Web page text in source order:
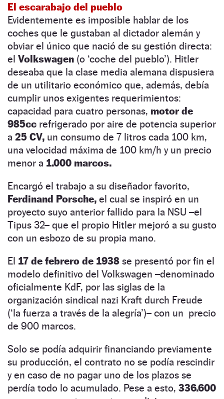
El escarabajo del pueblo
Evidentemente es imposible hablar de los
coches que le gustaban al dictador alemán y
obviar el único que nació de su gestión directa:
el Volkswagen (o ‘coche del pueblo’). Hitler
deseaba que la clase media alemana dispusiera
de un utilitario económico que, además, debía
cumplir unos exigentes requerimientos:
capacidad para cuatro personas, motor de
985cc refrigerado por aire de potencia superior
a 25 CV, un consumo de 7 litros cada 100 km,
una velocidad máxima de 100 km/h y un precio
menor a 1.000 marcos.
Encargó el trabajo a su diseñador favorito,
Ferdinand Porsche, el cual se inspiró en un
proyecto suyo anterior fallido para la NSU –el
Tipus 32– que el propio Hitler mejoró a su gusto
con un esbozo de su propia mano.
El 17 de febrero de 1938 se presentó por fin el
modelo definitivo del Volkswagen –denominado
oficialmente KdF, por las siglas de la
organización sindical nazi Kraft durch Freude
(‘la fuerza a través de la alegría’)– con un precio
de 900 marcos.
Solo se podía adquirir financiando previamente
su producción, el contrato no se podía rescindir
y en caso de no pagar uno de los plazos se
perdía todo lo acumulado. Pese a esto, 336.600